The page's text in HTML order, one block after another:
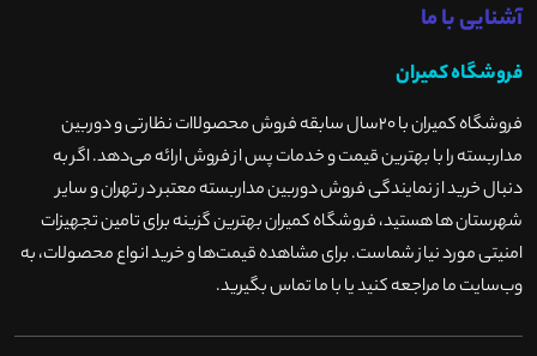
آشنایی با ما
فروشگاه کمیران
فروشگاه کمیران با ۲۰سال سابقه فروش محصولاات نظارتی و دوربین
مداربسته را با بهترین قیمت و خدمات پس از فروش ارائه می‌دهد. اگر به
دنبال خرید از نمایندگی فروش دوربین مداربسته معتبر در تهران و سایر
شهرستان ها هستید، فروشگاه کمیران بهترین گزینه برای تامین تجهیزات
امنیتی مورد نیاز شماست. برای مشاهده قیمت‌ها و خرید انواع محصولات، به
وب‌سایت ما مراجعه کنید یا با ما تماس بگیرید.